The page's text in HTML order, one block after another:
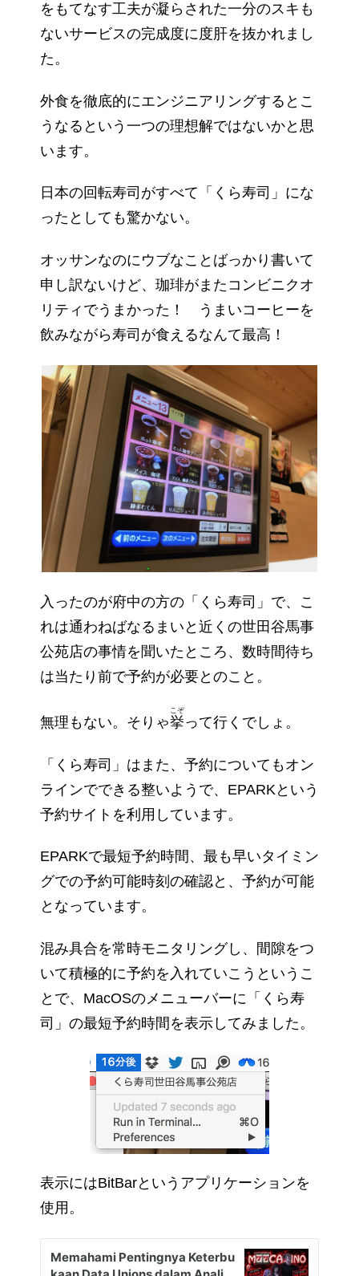
をもてなす工夫が凝らされた一分のスキも
ないサービスの完成度に度肝を抜かれまし
た。
外食を徹底的にエンジニアリングするとこ
うなるという一つの理想解ではないかと思
います。
日本の回転寿司がすべて「くら寿司」にな
ったとしても驚かない。
オッサンなのにウブなことばっかり書いて
申し訳ないけど、珈琲がまたコンビニクオ
リティでうまかった！ うまいコーヒーを
飲みながら寿司が食えるなんて最高！
入ったのが府中の方の「くら寿司」で、こ
れは通わねばなるまいと近くの世田谷馬事
公苑店の事情を聞いたところ、数時間待ち
は当たり前で予約が必要とのこと。
無理もない。そりゃ挙
こぞ
って行くでしょ。
「くら寿司」はまた、予約についてもオン
ラインでできる整いようで、EPARKという
予約サイトを利用しています。
EPARKで最短予約時間、最も早いタイミン
グでの予約可能時刻の確認と、予約が可能
となっています。
混み具合を常時モニタリングし、間隙をつ
いて積極的に予約を入れていこうというこ
とで、MacOSのメニューバーに「くら寿
司」の最短予約時間を表示してみました。
表示にはBitBarというアプリケーションを
使用。